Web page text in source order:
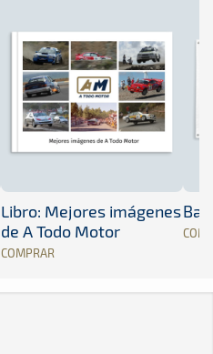
Libro: Mejores imágenes
de A Todo Motor
COMPRAR